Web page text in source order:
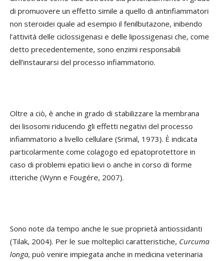
di promuovere un effetto simile a quello di antinfiammatori
non steroidei quale ad esempio il fenilbutazone, inibendo
l’attività delle ciclossigenasi e delle lipossigenasi che, come
detto precedentemente, sono enzimi responsabili
dell’instaurarsi del processo infiammatorio.
Oltre a ciò, è anche in grado di stabilizzare la membrana
dei lisosomi riducendo gli effetti negativi del processo
infiammatorio a livello cellulare (Srimal, 1973). È indicata
particolarmente come colagogo ed epatoprotettore in
caso di problemi epatici lievi o anche in corso di forme
itteriche (Wynn e Fougére, 2007).
Sono note da tempo anche le sue proprietà antiossidanti
(Tilak, 2004). Per le sue molteplici caratteristiche, Curcuma
longa, può venire impiegata anche in medicina veterinaria